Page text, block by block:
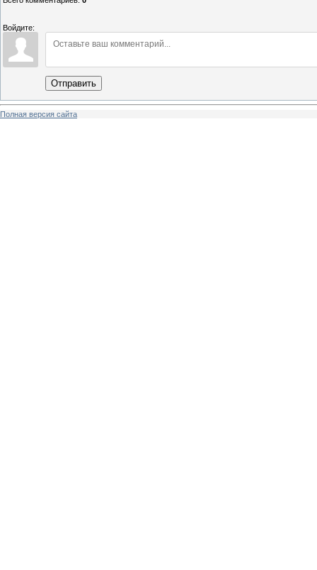
Войдите:
Отправить
Полная версия сайта